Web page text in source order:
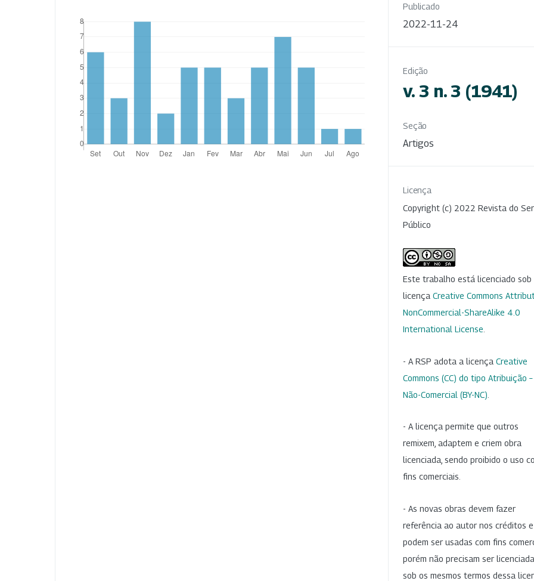
Publicado
2022-11-24
Edição
v. 3 n. 3 (1941)
Seção
Artigos
Licença
Copyright (c) 2022 Revista do
Público
Este trabalho está licenciado sob
licença Creative Commons
NonCommercial-ShareAlike 4.0
International License
- A RSP adota a licença Creative
Commons (CC) do tipo Atribuição –
Não-Comercial (BY-NC)
- A licença permite que outros
remixem, adaptem e criem obra
licenciada, sendo proibido o uso
fins comerciais.
- As novas obras devem fazer
referência ao autor nos créditos
podem ser usadas com fins
porém não precisam ser
sob os mesmos termos dessa